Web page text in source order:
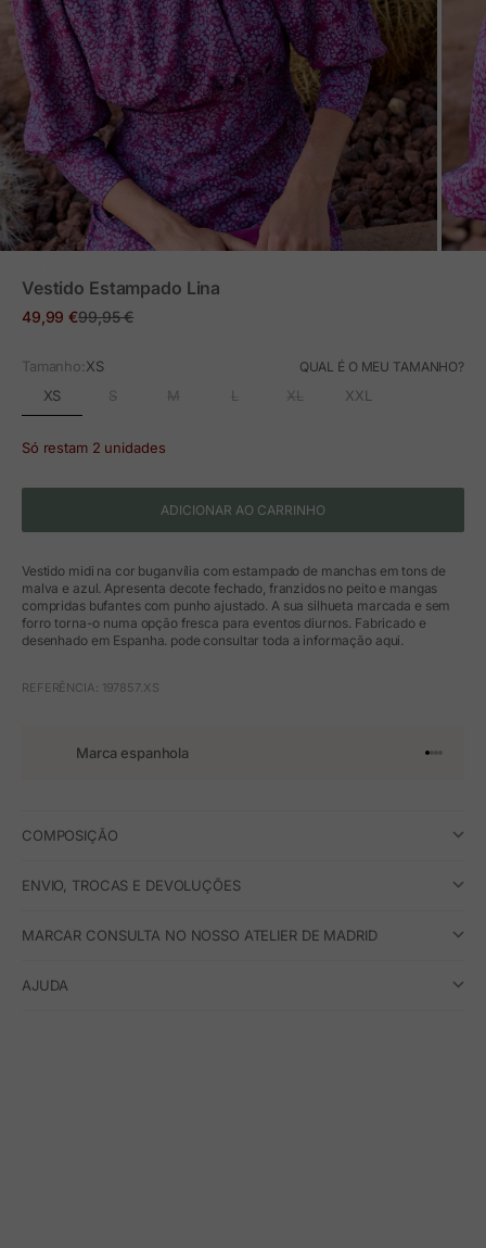
Vestido Estampado Lina
Preço em promoção
49,99 €Preço normal
99,95 €
Tamanho:XS QUAL É O MEU TAMANHO?
XS S M L XL XXL
Só restam 2 unidades
ADICIONAR AO CARRINHO
Vestido midi na cor buganvília com estampado de manchas em tons de
malva e azul. Apresenta decote fechado, franzidos no peito e mangas
compridas bufantes com punho ajustado. A sua silhueta marcada e sem
forro torna-o numa opção fresca para eventos diurnos. Fabricado e
desenhado em Espanha. pode consultar toda a informação aqui.
REFERÊNCIA: 197857.XS
Marca espanhola Ir para o
Ir para
Ir para
Ir para
COMPOSIÇÃO
ENVIO, TROCAS E DEVOLUÇÕES
MARCAR CONSULTA NO NOSSO ATELIER DE MADRID
AJUDA